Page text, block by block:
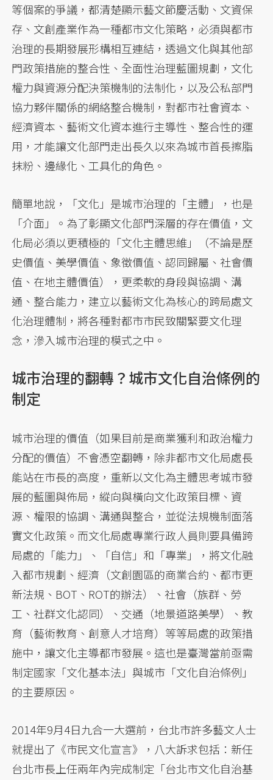
等個案的爭議，都清楚顯示藝文節慶活動、文資保
存、文創產業作為一種都市文化策略，必須與都市
治理的長期發展形構相互連結，透過文化與其他部
門政策措施的整合性、全面性治理藍圖規劃，文化
權力與資源分配決策機制的法制化，以及公私部門
協力夥伴關係的網絡整合機制，對都市社會資本、
經濟資本、藝術文化資本進行主導性、整合性的運
用，才能讓文化部門走出長久以來為城市首長擦脂
抹粉、邊緣化、工具化的角色。
簡單地說，「文化」是城市治理的「主體」，也是
「介面」。為了彰顯文化部門深層的存在價值，文
化局必須以更積極的「文化主體思維」（不論是歷
史價值、美學價值、象徵價值、認同歸屬、社會價
值、在地主體價值），更柔軟的身段與協調、溝
通、整合能力，建立以藝術文化為核心的跨局處文
化治理體制，將各種對都市市民致關緊要文化理
念，滲入城市治理的模式之中。
城市治理的翻轉？城市文化自治條例的
制定
城市治理的價值（如果目前是商業獲利和政治權力
分配的價值）不會憑空翻轉，除非都市文化局處長
能站在市長的高度，重新以文化為主體思考城市發
展的藍圖與佈局，縱向與橫向文化政策目標、資
源、權限的協調、溝通與整合，並從法規機制面落
實文化政策。而文化局處專業行政人員則要具備跨
局處的「能力」、「自信」和「專業」，將文化融
入都市規劃、經濟（文創園區的商業合約、都市更
新法規、BOT、ROT的辦法）、社會（族群、勞
工、社群文化認同）、交通（地景道路美學）、教
育（藝術教育、創意人才培育）等等局處的政策措
施中，讓文化主導都市發展。這也是臺灣當前亟需
制定國家「文化基本法」與城市「文化自治條例」
的主要原因。
2014年9月4日九合一大選前，台北市許多藝文人士
就提出了《市民文化宣言》，八大訴求包括：新任
台北市長上任兩年內完成制定「台北市文化自治基